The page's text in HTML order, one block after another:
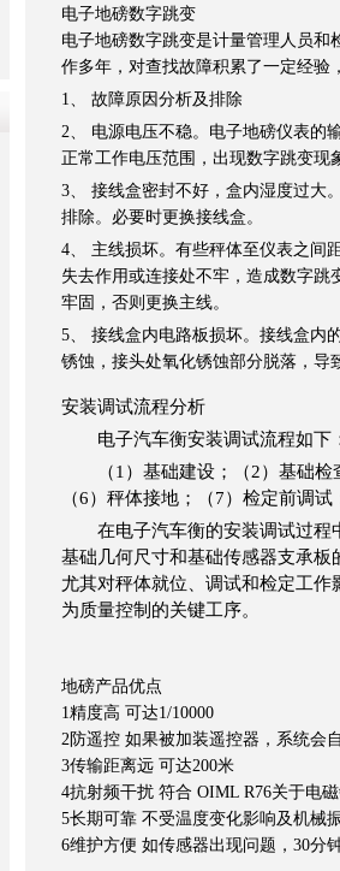
电子地磅数字跳变
电子地磅数字跳变是计量管理人员
作多年，对查找故障积累了一定经验
1、 故障原因分析及排除
2、 电源电压不稳。电子地磅仪表的
正常工作电压范围，出现数字跳变现
3、 接线盒密封不好，盒内湿度过大
排除。必要时更换接线盒。
4、 主线损坏。有些秤体至仪表之间
失去作用或连接处不牢，造成数字
牢固，否则更换主线。
5、 接线盒内电路板损坏。接线盒内
锈蚀，接头处氧化锈蚀部分脱落，导
安装调试流程分析
电子汽车衡安装调试流程如下
（1）基础建设；（2）基础检
（6） 秤体接地；（7）检定前调试
在电子汽车衡的安装调试过程中
基础几何尺寸和基础传感器支承板
尤其对秤体就位、调试和检定工
为质量控制的关键工序。
地磅产品优点
1精度高 可达1/10000
2防遥控 如果被加装遥控器，系统会
3传输距离远 可达200米
4抗射频干扰 符合 OIML R76关于电
5长期可靠 不受温度变化影响及机械
6维护方便 如传感器出现问题， 30分